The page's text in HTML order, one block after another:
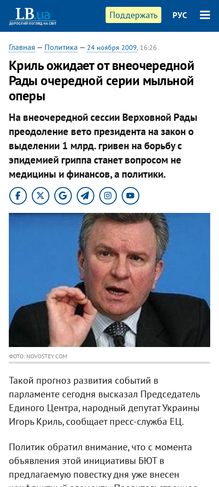
Поддержать РУС
Главная — Политика — 24 ноября 2009, 16:26
Криль ожидает от внеочередной
Рады очередной серии мыльной
оперы
На внеочередной сессии Верховной Рады
преодоление вето президента на закон о
выделении 1 млрд. гривен на борьбу с
эпидемией гриппа станет вопросом не
медицины и финансов, а политики.
ФОТО: NOVOSTEY.COM
Такой прогноз развития событий в
парламенте сегодня высказал Председатель
Единого Центра, народный депутат Украины
Игорь Криль, сообщает пресс-служба ЕЦ.
Политик обратил внимание, что с момента
объявления этой инициативы БЮТ в
предлагаемую повестку дня уже внесен